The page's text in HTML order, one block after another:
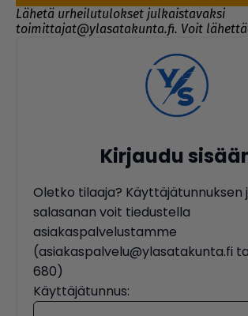
Lähetä urheilutulokset julkaistavaksi
toimittajat@ylasatakunta.fi. Voit
Kirjaudu
Oletko tilaaja? Käyttäjätunnuksen
salasanan voit tiedustella
asiakaspalvelustamme
(asiakaspalvelu@ylasatakunta.fi
680)
Käyttäjätunnus: